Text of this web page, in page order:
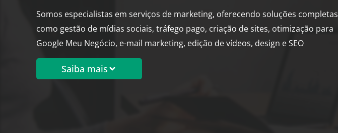
Somos especialistas em serviços de marketing, oferecendo soluções completas
como gestão de mídias sociais, tráfego pago, criação de sites, otimização para
Google Meu Negócio, e-mail marketing, edição de vídeos, design e SEO
Saiba mais